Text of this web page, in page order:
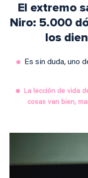
El extremo
Niro: 5.000
los
Es sin duda, uno
La lección de vida
cosas van bien,